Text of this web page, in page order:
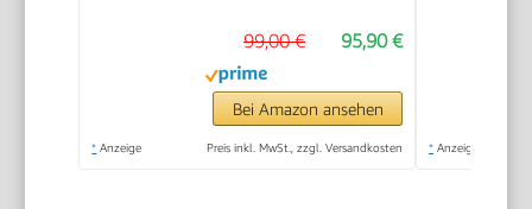
Höhenverstellung/bis
4mm |
Vertikutierwalze (16
Messer) und
95,90 €
99,00 €
Bei Amazon ansehen
* Anzeige Preis inkl. MwSt., zzgl. Versandkosten * Anzeige